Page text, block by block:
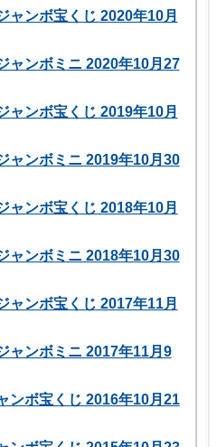
ャンボ宝くじ 2020年10月
ャンボミニ 2020年10月27
ャンボ宝くじ 2019年10月
ャンボミニ 2019年10月30
ャンボ宝くじ 2018年10月
ャンボミニ 2018年10月30
ャンボ宝くじ 2017年11月
ャンボミニ 2017年11月9
ンボ宝くじ 2016年10月21